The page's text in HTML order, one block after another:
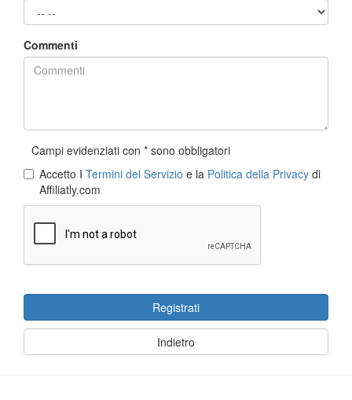
Commenti
Campi evidenziati con * sono obbligatori
Accetto I Termini del Servizio e la Politica della Privacy di
Affiliatly.com
Registrati
Indietro